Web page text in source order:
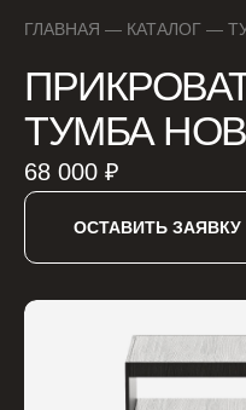
ГЛАВНАЯ — КАТАЛОГ —
ТУМБА
68 000 ₽
ОСТАВИТЬ ЗАЯВКУ